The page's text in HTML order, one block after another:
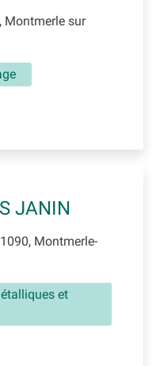
Montmerle sur
JANIN
Montmerle-
et